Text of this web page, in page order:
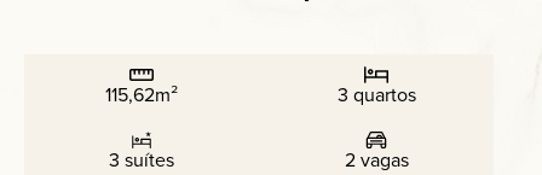
115,62m² 3 quartos
3 suítes 2 vagas